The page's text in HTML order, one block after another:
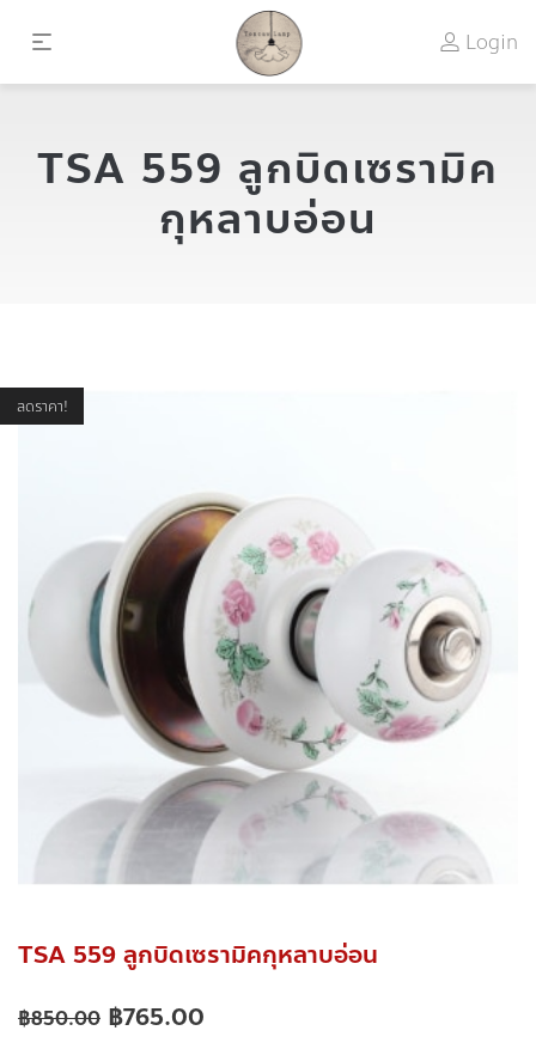
Login
TSA 559 ลูกบิดเซรามิค
กุหลาบอ่อน
ลดราคา!
TSA 559 ลูกบิดเซรามิคกุหลาบอ่อน
฿850.00 ฿765.00